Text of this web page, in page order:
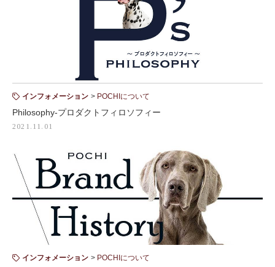
インフォメーション POCHIについて
Philosophy-プロダクトフィロソフィー
2021.11.01
インフォメーション POCHIについて